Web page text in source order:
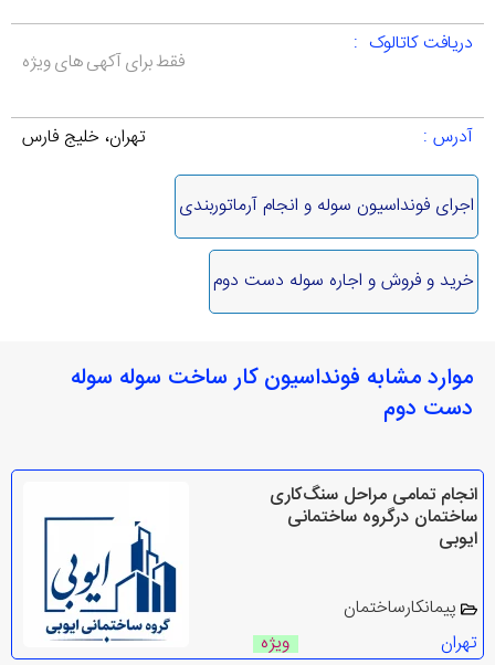
دریافت کاتالوک :
فقط برای آکهی های ویژه
آدرس : تهران، خلیج فارس
اجرای فونداسیون سوله و انجام آرماتوربندی
خرید و فروش و اجاره سوله دست دوم
موارد مشابه فونداسیون کار ساخت سوله سوله
دست دوم
انجام تمامی مراحل سنگ‌کاری
ساختمان درگروه ساختمانی
ایوبی
پیمانکارساختمان
تهران
ویژه